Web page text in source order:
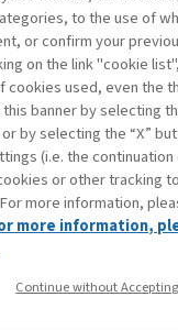
to the use of
or confirm your
on the link "cookie
cookies used, even the
banner by selecting
by selecting the “X”
(i.e. the
or other tracking
more information,
more information,
Continue without Accepting